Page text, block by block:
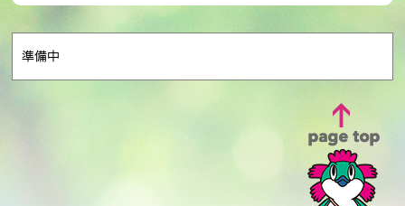
準備中